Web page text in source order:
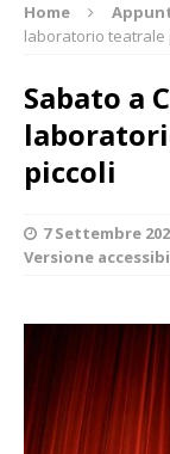
Home
laboratorio teatrale
Sabato a
piccoli
7 Settembre
Versione